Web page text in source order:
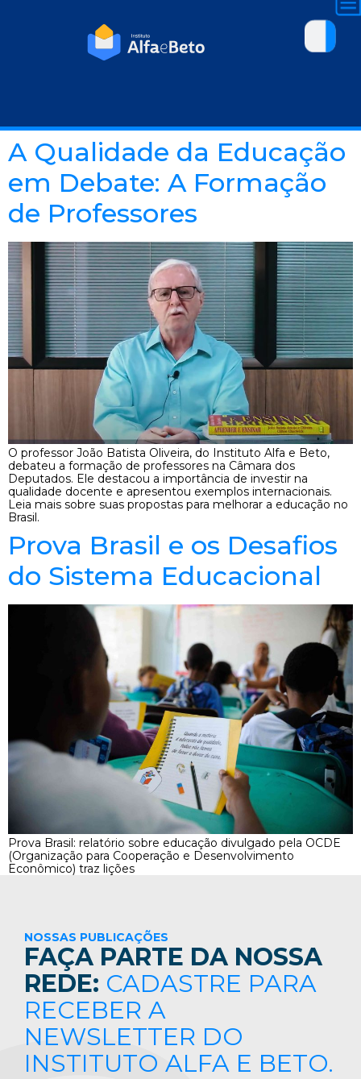
A Qualidade da Educação
em Debate: A Formação
de Professores
O professor João Batista Oliveira, do Instituto Alfa e Beto,
debateu a formação de professores na Câmara dos
Deputados. Ele destacou a importância de investir na
qualidade docente e apresentou exemplos internacionais.
Leia mais sobre suas propostas para melhorar a educação no
Brasil.
Prova Brasil e os Desafios
do Sistema Educacional
Prova Brasil: relatório sobre educação divulgado pela OCDE
(Organização para Cooperação e Desenvolvimento
Econômico) traz lições
NOSSAS PUBLICAÇÕES
FAÇA PARTE DA NOSSA
REDE: CADASTRE PARA
RECEBER A
NEWSLETTER DO
INSTITUTO ALFA E BETO.